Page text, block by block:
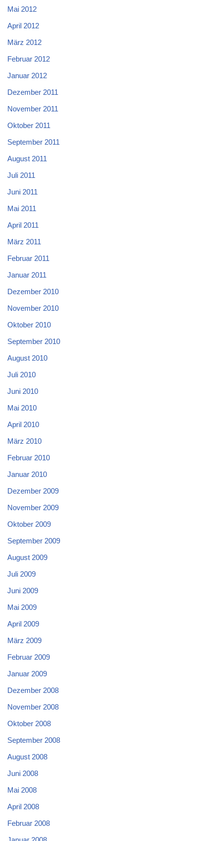
Mai 2012
April 2012
März 2012
Februar 2012
Januar 2012
Dezember 2011
November 2011
Oktober 2011
September 2011
August 2011
Juli 2011
Juni 2011
Mai 2011
April 2011
März 2011
Februar 2011
Januar 2011
Dezember 2010
November 2010
Oktober 2010
September 2010
August 2010
Juli 2010
Juni 2010
Mai 2010
April 2010
März 2010
Februar 2010
Januar 2010
Dezember 2009
November 2009
Oktober 2009
September 2009
August 2009
Juli 2009
Juni 2009
Mai 2009
April 2009
März 2009
Februar 2009
Januar 2009
Dezember 2008
November 2008
Oktober 2008
September 2008
August 2008
Juni 2008
Mai 2008
April 2008
Februar 2008